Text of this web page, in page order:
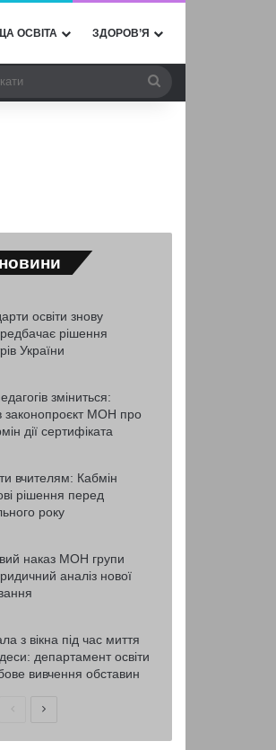
ОСВІТА ЗДОРОВ’Я
освіти знову
рішення
України
зміниться:
законопроєкт МОН про
дії сертифіката
вчителям: Кабмін
рішення перед
року
наказ МОН групи
аналіз нової
з вікна під час миття
департамент освіти
вивчення обставин
ПопередняНаступна